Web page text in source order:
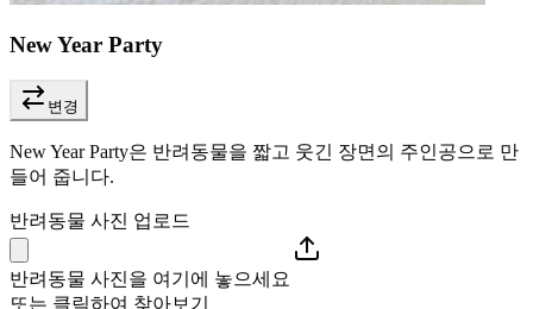
New Year Party
변경
New Year Party은 반려동물을 짧고 웃긴 장면의 주인공으로 만
들어 줍니다.
반려동물 사진 업로드
반려동물 사진을 여기에 놓으세요
또는 클릭하여 찾아보기